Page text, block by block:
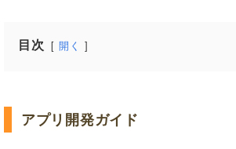
目次 開く
アプリ開発ガイド